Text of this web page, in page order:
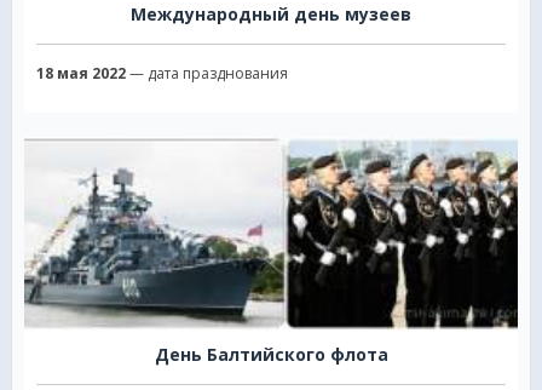
Международный день музеев
18 мая 2022— дата празднования
День Балтийского флота